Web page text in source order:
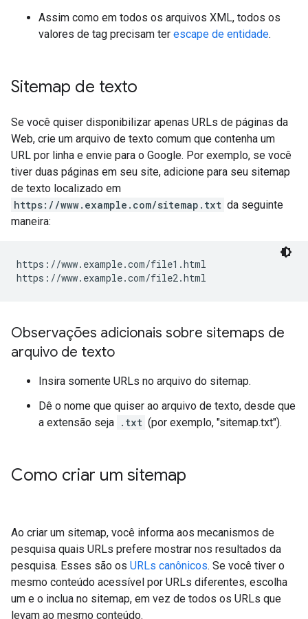
Assim como em todos os arquivos XML, todos os
valores de tag precisam ter escape de entidade.
Sitemap de texto
Se você quiser disponibilizar apenas URLs de páginas da
Web, crie um arquivo de texto comum que contenha um
URL por linha e envie para o Google. Por exemplo, se você
tiver duas páginas em seu site, adicione para seu sitemap
de texto localizado em
https://www.example.com/sitemap.txt da seguinte
maneira:
https://www.example.com/file1.html
https://www.example.com/file2.html
Observações adicionais sobre sitemaps de
arquivo de texto
Insira somente URLs no arquivo do sitemap.
Dê o nome que quiser ao arquivo de texto, desde que
a extensão seja .txt (por exemplo, "sitemap.txt").
Como criar um sitemap
Ao criar um sitemap, você informa aos mecanismos de
pesquisa quais URLs prefere mostrar nos resultados da
pesquisa. Esses são os URLs canônicos. Se você tiver o
mesmo conteúdo acessível por URLs diferentes, escolha
um e o inclua no sitemap, em vez de todos os URLs que
levam ao mesmo conteúdo.